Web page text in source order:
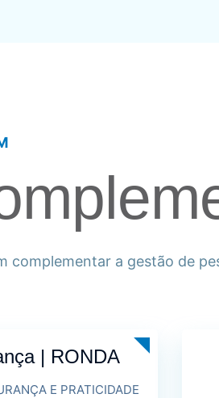
complementar a gestão de
| RONDA
E PRATICIDADE